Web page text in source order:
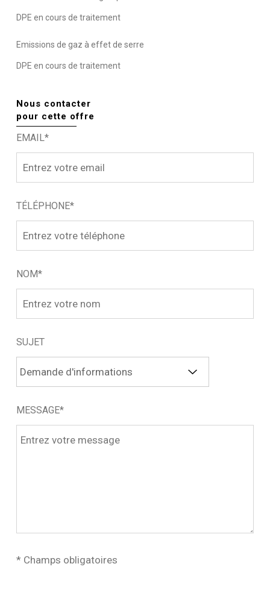
DPE en cours de traitement
Emissions de gaz à effet de serre
DPE en cours de traitement
Nous contacter
pour cette offre
EMAIL*
TÉLÉPHONE*
NOM*
SUJET
MESSAGE*
* Champs obligatoires